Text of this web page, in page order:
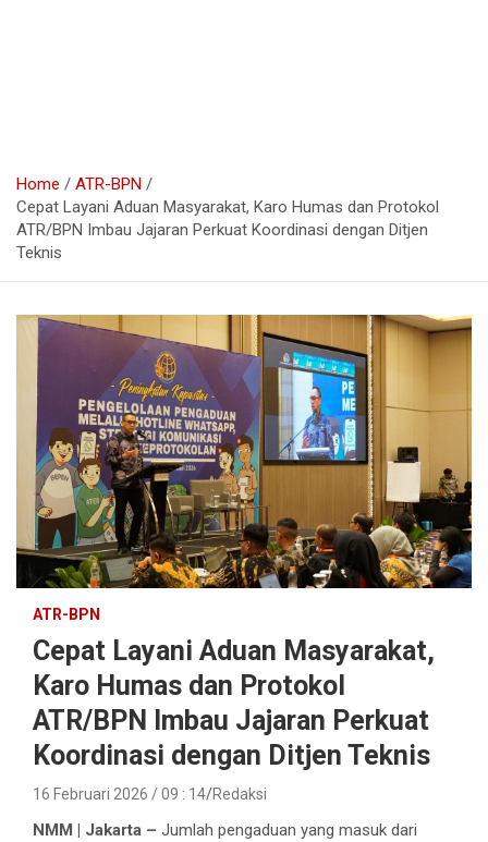
Home
ATR-BPN
Cepat Layani Aduan Masyarakat, Karo Humas dan Protokol
ATR/BPN Imbau Jajaran Perkuat Koordinasi dengan Ditjen
Teknis
ATR-BPN
Cepat Layani Aduan Masyarakat,
Karo Humas dan Protokol
ATR/BPN Imbau Jajaran Perkuat
Koordinasi dengan Ditjen Teknis
16 Februari 2026 / 09 : 14 Redaksi
NMM | ​Jakarta – Jumlah pengaduan yang masuk dari